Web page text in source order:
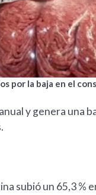
por la baja en el
y genera una
subió un 65,3 %